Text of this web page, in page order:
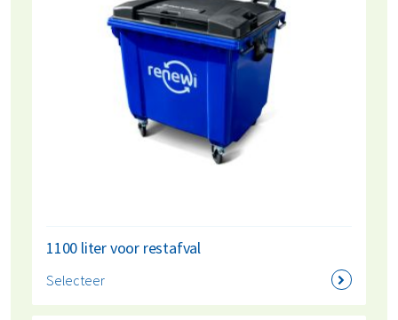
1100 liter voor restafval
Selecteer